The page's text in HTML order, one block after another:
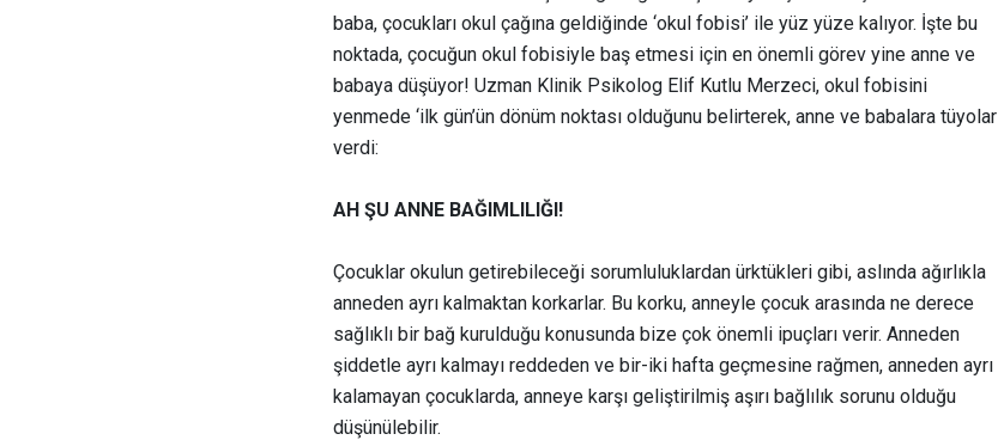
baba, çocukları okul çağına geldiğinde ‘okul fobisi’ ile yüz yüze kalıyor. İşte bu
noktada, çocuğun okul fobisiyle baş etmesi için en önemli görev yine anne ve
babaya düşüyor! Uzman Klinik Psikolog Elif Kutlu Merzeci, okul fobisini
yenmede ‘ilk gün’ün dönüm noktası olduğunu belirterek, anne ve babalara tüyolar
verdi:
AH ŞU ANNE BAĞIMLILIĞI!
Çocuklar okulun getirebileceği sorumluluklardan ürktükleri gibi, aslında ağırlıkla
anneden ayrı kalmaktan korkarlar. Bu korku, anneyle çocuk arasında ne derece
sağlıklı bir bağ kurulduğu konusunda bize çok önemli ipuçları verir. Anneden
şiddetle ayrı kalmayı reddeden ve bir-iki hafta geçmesine rağmen, anneden ayrı
kalamayan çocuklarda, anneye karşı geliştirilmiş aşırı bağlılık sorunu olduğu
düşünülebilir.